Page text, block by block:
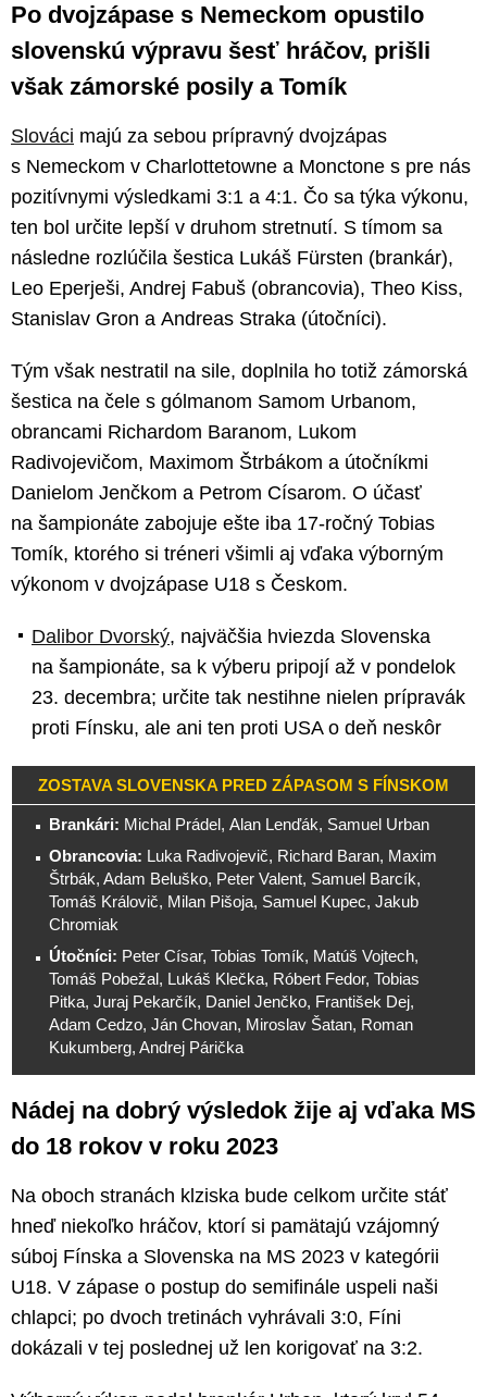
Po dvojzápase s Nemeckom opustilo
slovenskú výpravu šesť hráčov, prišli
však zámorské posily a Tomík
Slováci majú za sebou prípravný dvojzápas
s Nemeckom v Charlottetowne a Monctone s pre nás
pozitívnymi výsledkami 3:1 a 4:1. Čo sa týka výkonu,
ten bol určite lepší v druhom stretnutí. S tímom sa
následne rozlúčila šestica Lukáš Fürsten (brankár),
Leo Eperješi, Andrej Fabuš (obrancovia), Theo Kiss,
Stanislav Gron a Andreas Straka (útočníci).
Tým však nestratil na sile, doplnila ho totiž zámorská
šestica na čele s gólmanom Samom Urbanom,
obrancami Richardom Baranom, Lukom
Radivojevičom, Maximom Štrbákom a útočníkmi
Danielom Jenčkom a Petrom Císarom. O účasť
na šampionáte zabojuje ešte iba 17-ročný Tobias
Tomík, ktorého si tréneri všimli aj vďaka výborným
výkonom v dvojzápase U18 s Českom.
Dalibor Dvorský, najväčšia hviezda Slovenska
na šampionáte, sa k výberu pripojí až v pondelok
23. decembra; určite tak nestihne nielen prípravák
proti Fínsku, ale ani ten proti USA o deň neskôr
ZOSTAVA SLOVENSKA PRED ZÁPASOM S FÍNSKOM
Brankári: Michal Prádel, Alan Lenďák, Samuel Urban
Obrancovia: Luka Radivojevič, Richard Baran, Maxim
Štrbák, Adam Beluško, Peter Valent, Samuel Barcík,
Tomáš Královič, Milan Pišoja, Samuel Kupec, Jakub
Chromiak
Útočníci: Peter Císar, Tobias Tomík, Matúš Vojtech,
Tomáš Pobežal, Lukáš Klečka, Róbert Fedor, Tobias
Pitka, Juraj Pekarčík, Daniel Jenčko, František Dej,
Adam Cedzo, Ján Chovan, Miroslav Šatan, Roman
Kukumberg, Andrej Párička
Nádej na dobrý výsledok žije aj vďaka MS
do 18 rokov v roku 2023
Na oboch stranách klziska bude celkom určite stáť
hneď niekoľko hráčov, ktorí si pamätajú vzájomný
súboj Fínska a Slovenska na MS 2023 v kategórii
U18. V zápase o postup do semifinále uspeli naši
chlapci; po dvoch tretinách vyhrávali 3:0, Fíni
dokázali v tej poslednej už len korigovať na 3:2.